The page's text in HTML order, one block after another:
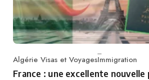
Category
Algérie Visas et VoyagesImmigration
France : une excellente nouvelle